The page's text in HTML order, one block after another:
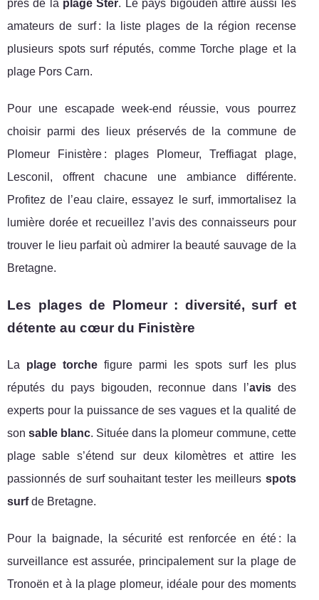
près de la plage Ster. Le pays bigouden attire aussi les
amateurs de surf : la liste plages de la région recense
plusieurs spots surf réputés, comme Torche plage et la
plage Pors Carn.
Pour une escapade week-end réussie, vous pourrez
choisir parmi des lieux préservés de la commune de
Plomeur Finistère : plages Plomeur, Treffiagat plage,
Lesconil, offrent chacune une ambiance différente.
Profitez de l’eau claire, essayez le surf, immortalisez la
lumière dorée et recueillez l’avis des connaisseurs pour
trouver le lieu parfait où admirer la beauté sauvage de la
Bretagne.
Les plages de Plomeur : diversité, surf et
détente au cœur du Finistère
La plage torchefigure parmi les spots surf les plus
réputés du pays bigouden, reconnue dans l’avisdes
experts pour la puissance de ses vagues et la qualité de
sonsable blanc. Située dans la plomeur commune, cette
plage sable s’étend sur deux kilomètres et attire les
passionnés de surf souhaitant tester les meilleurs spots
surfde Bretagne.
Pour la baignade, la sécurité est renforcée en été : la
surveillance est assurée, principalement sur la plage de
Tronoën et à la plage plomeur, idéale pour des moments